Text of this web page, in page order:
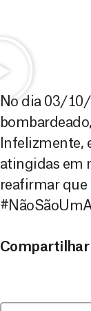
No dia 03/
Infelizmente,
atingidas em
reafirmar que
Compartilhar